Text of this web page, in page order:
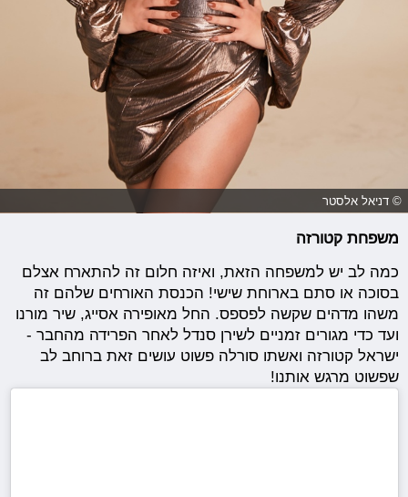
© דניאל אלסטר
משפחת קטורזה
כמה לב יש למשפחה הזאת, ואיזה חלום זה להתארח אצלם
בסוכה או סתם בארוחת שישי! הכנסת האורחים שלהם זה
משהו מדהים שקשה לפספס. החל מאופירה אסייג, שיר מורנו
ועד כדי מגורים זמניים לשירן סנדל לאחר הפרידה מהחבר -
ישראל קטורזה ואשתו סורלה פשוט עושים זאת ברוחב לב
שפשוט מרגש אותנו!